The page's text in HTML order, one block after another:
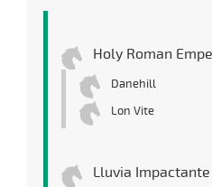
Holy Roman
Danehill
Lon Vite
Lluvia Impactante